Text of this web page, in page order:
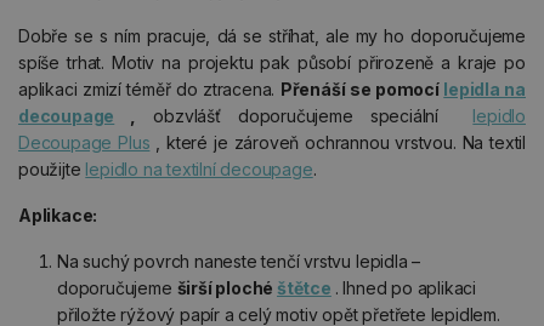
Dobře se s ním pracuje, dá se stříhat, ale my ho doporučujeme
spíše trhat. Motiv na projektu pak působí přirozeně a kraje po
aplikaci zmizí téměř do ztracena. Přenáší se pomocí lepidla na
decoupage
obzvlášť doporučujeme speciální lepidlo
Decoupage Plus , které je zároveň ochrannou vrstvou. Na textil
použijte lepidlo na textilní decoupage.
Aplikace:
Na suchý povrch naneste tenčí vrstvu lepidla –
doporučujeme širší ploché štětce . Ihned po aplikaci
přiložte rýžový papír a celý motiv opět přetřete lepidlem.